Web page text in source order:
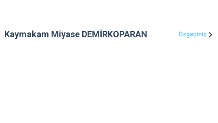
Kaymakam Miyase DEMİRKOPARAN Özgeçmiş